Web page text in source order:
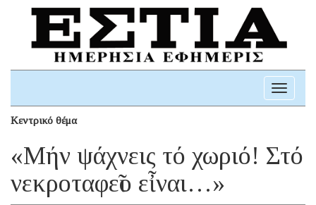
Toggle
Κεντρικό θέμα
«Μήν ψάχνεις τό χωριό! Στό
νεκροταφεῖο εἶναι…»